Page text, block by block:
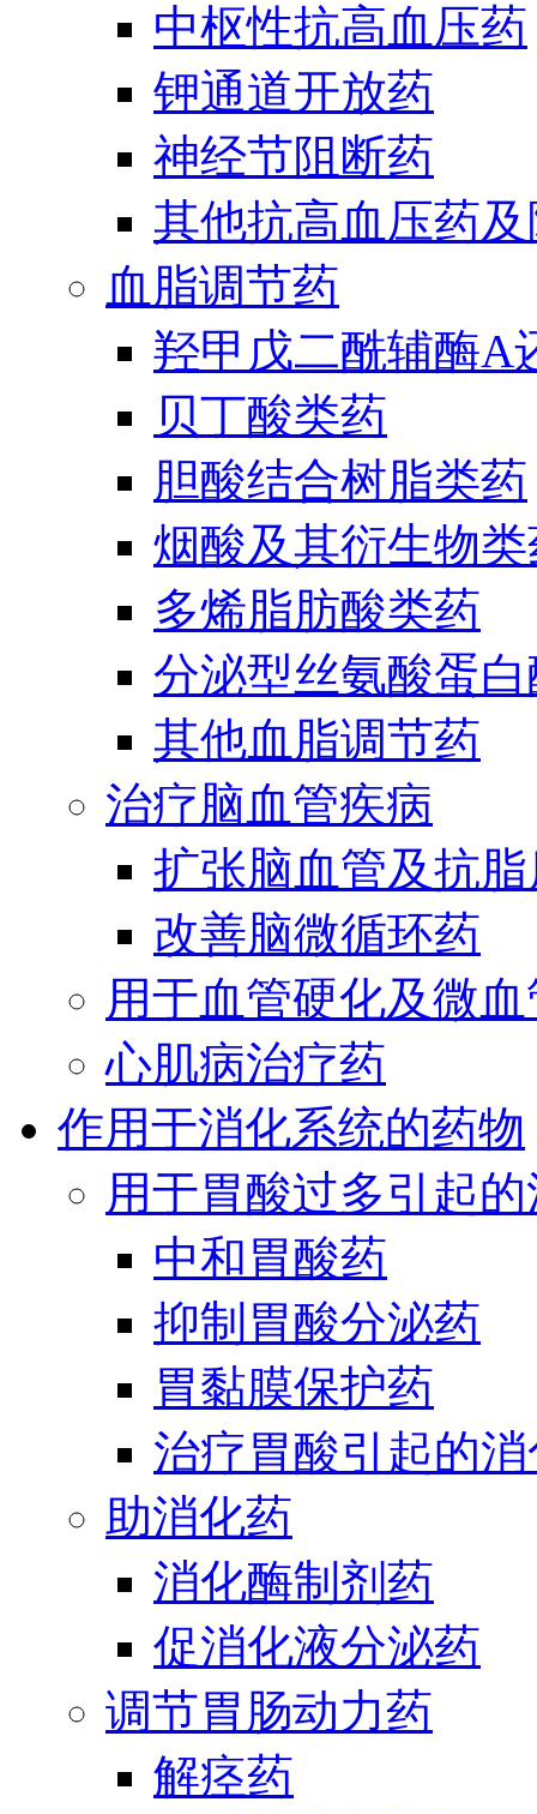
中枢性抗高血压药
钾通道开放药
神经节阻断药
其他抗高血压药
血脂调节药
羟甲戊二酰辅酶A
贝丁酸类药
胆酸结合树脂类药
烟酸及其衍生物
多烯脂肪酸类药
分泌型丝氨酸蛋
其他血脂调节药
治疗脑血管疾病
扩张脑血管及抗
改善脑微循环药
用于血管硬化及微
心肌病治疗药
作用于消化系统的药物
用于胃酸过多引起
中和胃酸药
抑制胃酸分泌药
胃黏膜保护药
治疗胃酸引起的
助消化药
消化酶制剂药
促消化液分泌药
调节胃肠动力药
解痉药